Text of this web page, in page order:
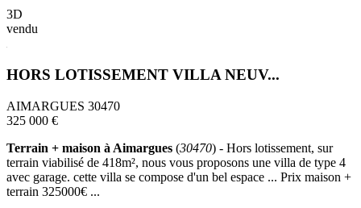
3D
vendu
HORS LOTISSEMENT VILLA NEUV...
AIMARGUES 30470
325 000 €
Terrain + maison à Aimargues (30470) - Hors lotissement, sur
terrain viabilisé de 418m², nous vous proposons une villa de type 4
avec garage. cette villa se compose d'un bel espace ... Prix maison +
terrain 325000€ ...